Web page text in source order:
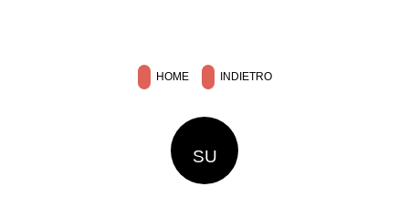
HOME INDIETRO
SU